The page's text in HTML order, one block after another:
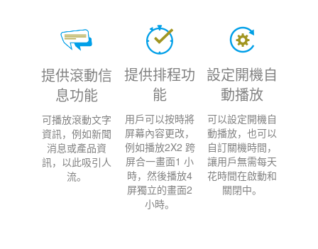
提供滾動信
息功能
可播放滾動文字
資訊，例如新聞
消息或產品資
訊，以此吸引人
流。
提供排程功
能
用戶可以按時將
屏幕內容更改，
例如播放2X2 跨
屏合一畫面1 小
時，然後播放4
屏獨立的畫面2
小時。
設定開機自
動播放
可以設定開機自
動播放，也可以
自訂關機時間，
讓用戶無需每天
花時間在啟動和
關閉中。